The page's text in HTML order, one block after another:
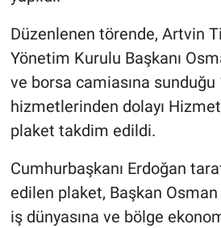
Düzenlenen törende, Artvin
Yönetim Kurulu Başkanı
ve borsa camiasına sunduğu
hizmetlerinden dolayı
plaket takdim edildi.
Cumhurbaşkanı Erdoğan
edilen plaket, Başkan
iş dünyasına ve bölge